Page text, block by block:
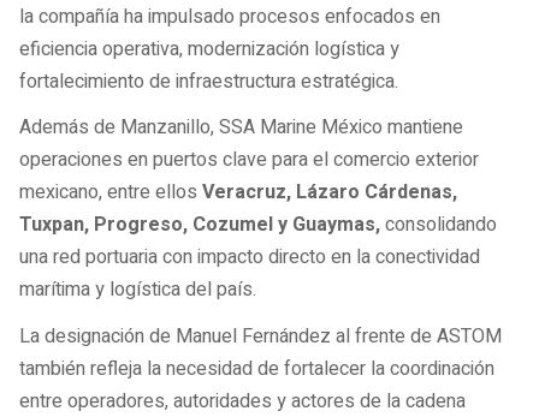
la compañía ha impulsado procesos enfocados en
eficiencia operativa, modernización logística y
fortalecimiento de infraestructura estratégica.
Además de Manzanillo, SSA Marine México mantiene
operaciones en puertos clave para el comercio exterior
mexicano, entre ellos Veracruz, Lázaro Cárdenas,
Tuxpan, Progreso, Cozumel y Guaymas,consolidando
una red portuaria con impacto directo en la conectividad
marítima y logística del país.
La designación de Manuel Fernández al frente de ASTOM
también refleja la necesidad de fortalecer la coordinación
entre operadores, autoridades y actores de la cadena